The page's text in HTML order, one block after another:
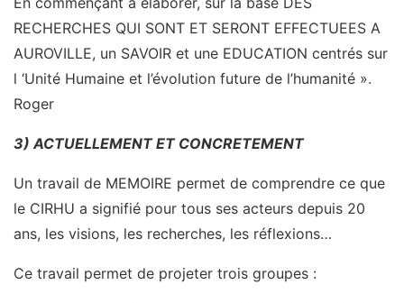
RECHERCHES QUI SONT ET SERONT EFFECTUEES A
AUROVILLE, un SAVOIR et une EDUCATION centrés sur
l ‘Unité Humaine et l’évolution future de l’humanité ».
Roger
3) ACTUELLEMENT ET CONCRETEMENT
Un travail de MEMOIRE permet de comprendre ce que
le CIRHU a signifié pour tous ses acteurs depuis 20
ans, les visions, les recherches, les réflexions…
Ce travail permet de projeter trois groupes :